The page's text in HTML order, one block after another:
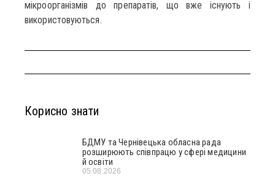
мікроорганізмів до препаратів, що вже існують і
використовуються.
Корисно знати
БДМУ та Чернівецька обласна рада
розширюють співпрацю у сфері медицини
й освіти
05.08.2026